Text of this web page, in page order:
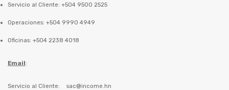
Servicio al Cliente: +504 9500 2525
Operaciones: +504 9990 4949
Oficinas: +504 2238 4018
Email:
Servicio al Cliente: sac@income.hn